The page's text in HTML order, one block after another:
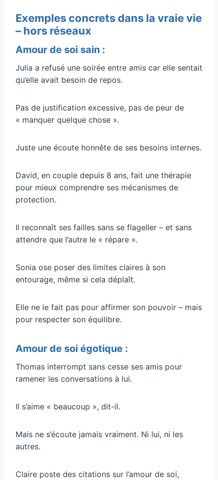
Exemples concrets dans la vraie vie
– hors réseaux
Amour de soi sain :
Julia a refusé une soirée entre amis car elle sentait
qu’elle avait besoin de repos.
Pas de justification excessive, pas de peur de
« manquer quelque chose ».
Juste une écoute honnête de ses besoins internes.
David, en couple depuis 8 ans, fait une thérapie
pour mieux comprendre ses mécanismes de
protection.
Il reconnaît ses failles sans se flageller – et sans
attendre que l’autre le « répare ».
Sonia ose poser des limites claires à son
entourage, même si cela déplaît.
Elle ne le fait pas pour affirmer son pouvoir – mais
pour respecter son équilibre.
Amour de soi égotique :
Thomas interrompt sans cesse ses amis pour
ramener les conversations à lui.
Il s’aime « beaucoup », dit-il.
Mais ne s’écoute jamais vraiment. Ni lui, ni les
autres.
Claire poste des citations sur l’amour de soi,